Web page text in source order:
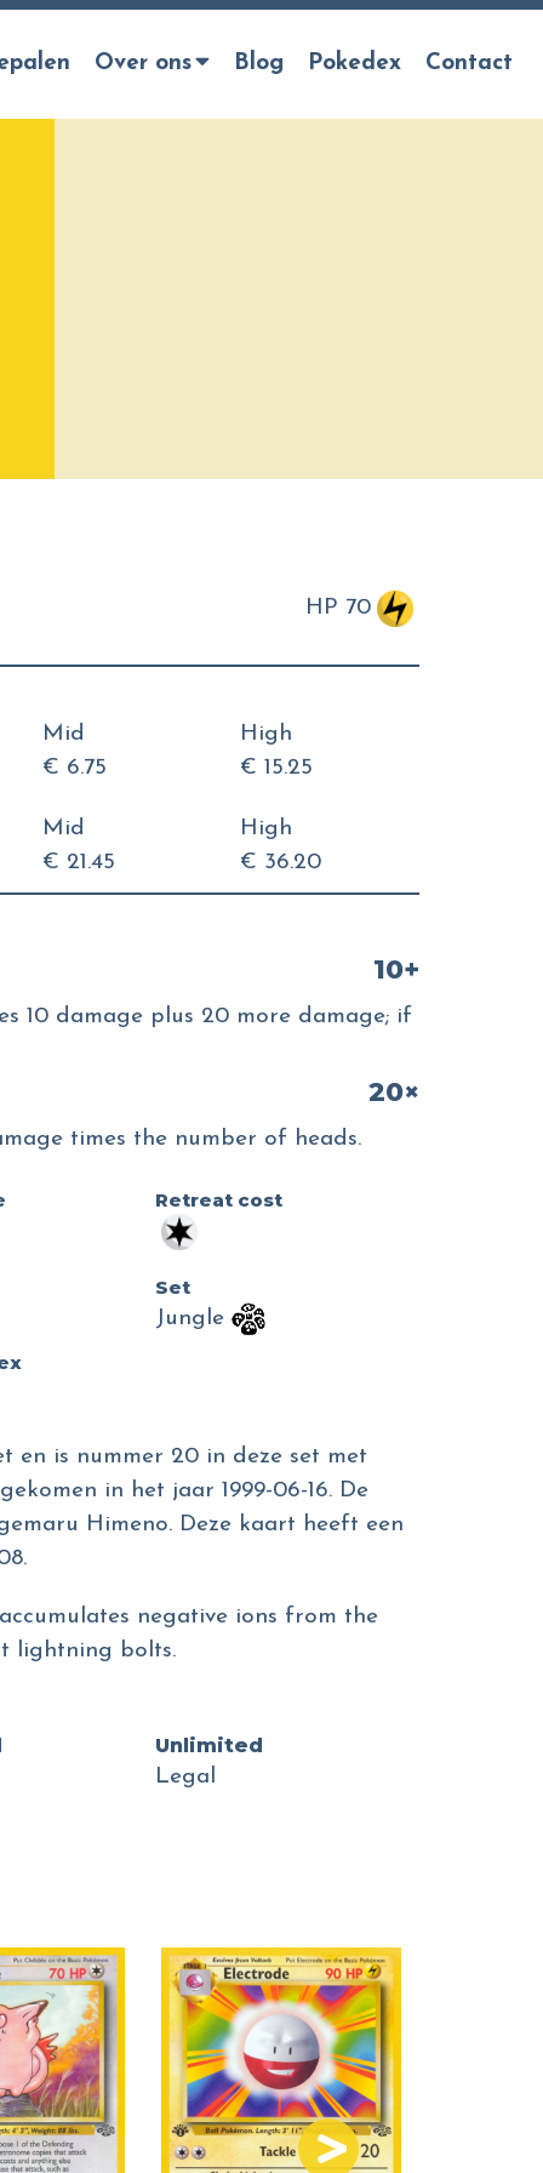
Over ons Blog Pokedex Contact
HP 70
Mid
€ 6.75
High
€ 15.25
Mid
€ 21.45
High
€ 36.20
10+
10 damage plus 20 more damage; if
20×
times the number of heads.
Retreat cost
Set
Jungle
en is nummer 20 in deze set met
in het jaar 1999-06-16. De
Himeno. Deze kaart heeft een
negative ions from the
lightning bolts.
Unlimited
Legal